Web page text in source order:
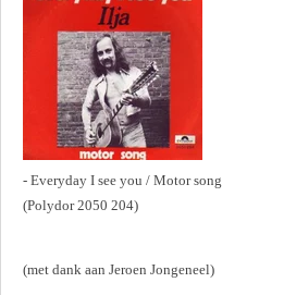
- Everyday I see you / Motor song
(Polydor 2050 204)
(met dank aan Jeroen Jongeneel)